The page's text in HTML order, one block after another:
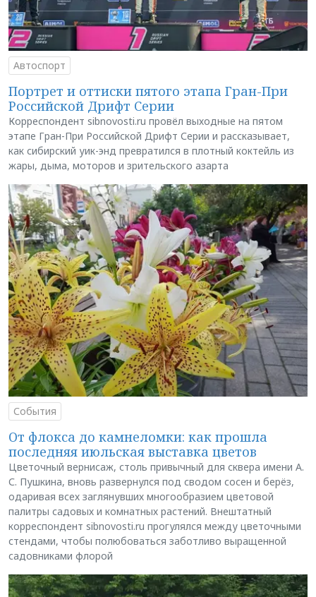
Автоспорт
Портрет и оттиски пятого этапа Гран-При
Российской Дрифт Серии
Корреспондент sibnovosti.ru провёл выходные на пятом
этапе Гран-При Российской Дрифт Серии и рассказывает,
как сибирский уик-энд превратился в плотный коктейль из
жары, дыма, моторов и зрительского азарта
События
От флокса до камнеломки: как прошла
последняя июльская выставка цветов
Цветочный вернисаж, столь привычный для сквера имени А.
С. Пушкина, вновь развернулся под сводом сосен и берёз,
одаривая всех заглянувших многообразием цветовой
палитры садовых и комнатных растений. Внештатный
корреспондент sibnovosti.ru прогулялся между цветочными
стендами, чтобы полюбоваться заботливо выращенной
садовниками флорой